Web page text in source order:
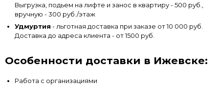
Выгрузка, подьем на лифте и занос в квартиру - 500 руб.,
вручную - 300 руб./этаж
Удмуртия - льготная доставка при заказе от 10 000 руб.
Доставка до адреса клиента - от 1500 руб.
Особенности доставки в Ижевске:
Работа с организациями